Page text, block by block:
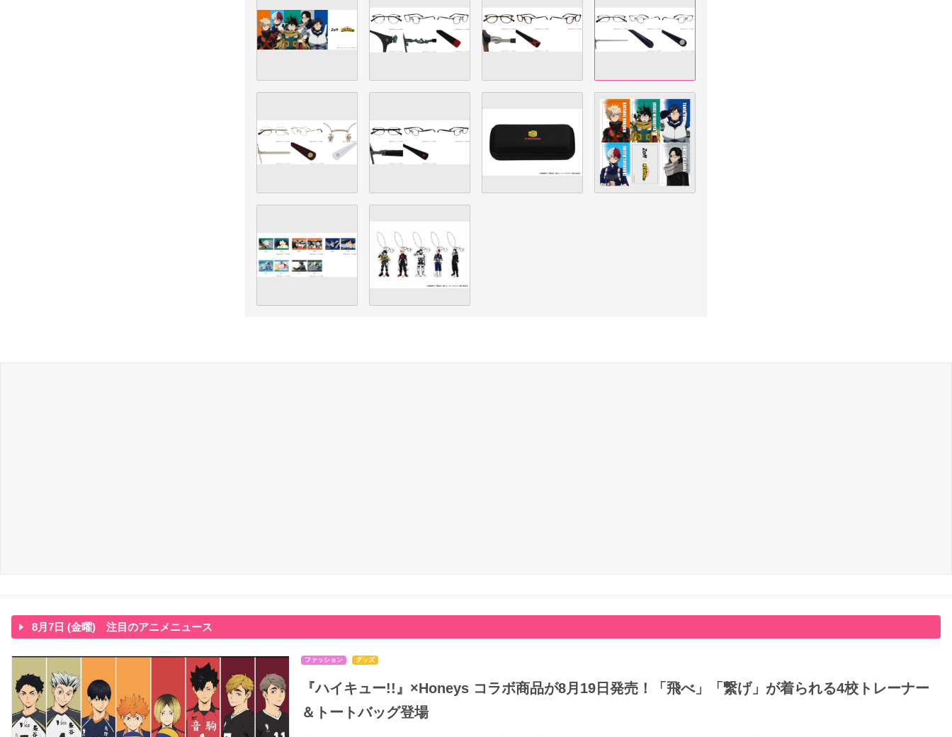
8月7日 (金曜) 注目のアニメニュース
ファッション グッズ
『ハイキュー!!』×Honeys コラボ商品が8月19日発売！「飛べ」「繋げ」が着られる4校トレーナー
＆トートバッグ登場